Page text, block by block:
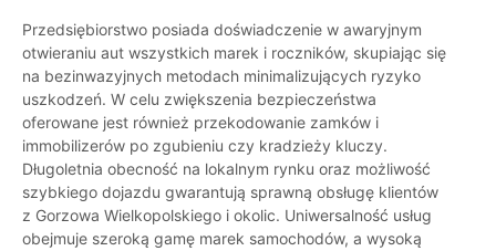
Przedsiębiorstwo posiada doświadczenie w awaryjnym
otwieraniu aut wszystkich marek i roczników, skupiając się
na bezinwazyjnych metodach minimalizujących ryzyko
uszkodzeń. W celu zwiększenia bezpieczeństwa
oferowane jest również przekodowanie zamków i
immobilizerów po zgubieniu czy kradzieży kluczy.
Długoletnia obecność na lokalnym rynku oraz możliwość
szybkiego dojazdu gwarantują sprawną obsługę klientów
z Gorzowa Wielkopolskiego i okolic. Uniwersalność usług
obejmuje szeroką gamę marek samochodów, a wysoką